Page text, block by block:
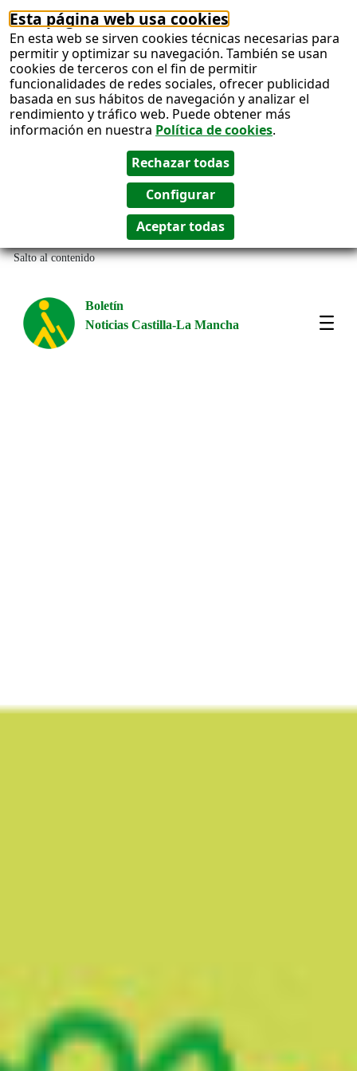
Esta página web usa cookies
En esta web se sirven cookies técnicas necesarias para
permitir y optimizar su navegación. También se usan
cookies de terceros con el fin de permitir
funcionalidades de redes sociales, ofrecer publicidad
basada en sus hábitos de navegación y analizar el
rendimiento y tráfico web. Puede obtener más
información en nuestra Política de cookies.
Salto al contenido
Boletín
Noticias Castilla-La Mancha